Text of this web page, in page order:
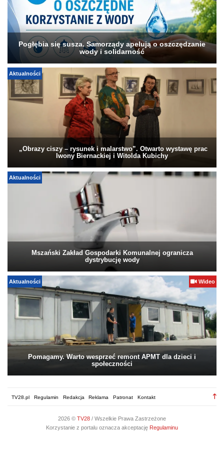
Pogłębia się susza. Samorządy apelują o oszczędzanie
wody i solidarność
Aktualności
„Obrazy ciszy – rysunek i malarstwo”. Otwarto wystawę prac
Iwony Biernackiej i Witolda Kubichy
Aktualności
Mszański Zakład Gospodarki Komunalnej ogranicza
dystrybucję wody
Aktualności Wideo
Pomagamy. Warto wesprzeć remont APMT dla dzieci i
społeczności
TV28.pl Regulamin Redakcja Reklama Patronat Kontakt
2026 © TV28 / Wszelkie Prawa Zastrzeżone
Korzystanie z portalu oznacza akceptację Regulaminu